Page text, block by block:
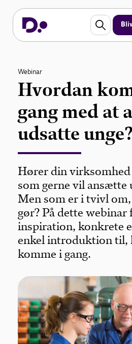
Webinar
Hvordan
gang med at
udsatte unge?
Hører din
som gerne vil ansætte
Men som er i tvivl
gør? På dette webinar
inspiration, konkrete
enkel introduktion til,
komme i gang.